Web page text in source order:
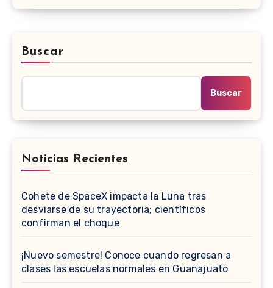
Buscar
Buscar
Noticias Recientes
Cohete de SpaceX impacta la Luna tras
desviarse de su trayectoria; científicos
confirman el choque
¡Nuevo semestre! Conoce cuando regresan a
clases las escuelas normales en Guanajuato